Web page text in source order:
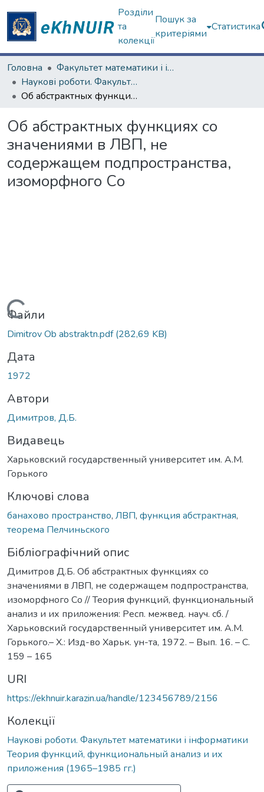
Розділи
та
колекції
Пошук за
критеріями
Статистика
Головна
Факультет математики і інформатики
Наукові роботи. Факультет математики і інформатики
Об абстрактных функциях со значениями в ЛВП, не содержащем подпространства, изоморфного Со
Об абстрактных функциях со
значениями в ЛВП, не
содержащем подпространства,
изоморфного Со
Вантажиться...
Файли
Dimitrov Ob abstraktn.pdf(282,69 KB)
Дата
1972
Автори
Димитров, Д.Б.
Видавець
Харьковский государственный университет им. А.М.
Горького
Ключові слова
банахово пространство, ЛВП, функция абстрактная,
теорема Пелчиньского
Бібліографічний опис
Димитров Д.Б. Об абстрактных функциях со
значениями в ЛВП, не содержащем подпространства,
изоморфного Со // Теория функций, функциональный
анализ и их приложения: Респ. межвед. науч. сб. /
Харьковский государственный университет им. А.М.
Горького.– Х.: Изд-во Харьк. ун-та, 1972. – Вып. 16. – С.
159 – 165
URI
https://ekhnuir.karazin.ua/handle/123456789/2156
Колекції
Наукові роботи. Факультет математики і інформатики
Теория функций, функциональный анализ и их
приложения (1965–1985 гг.)